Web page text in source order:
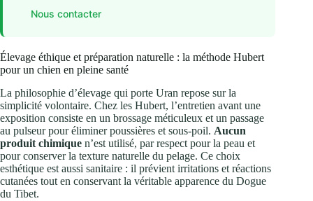
Nous contacter
Élevage éthique et préparation naturelle : la méthode Hubert
pour un chien en pleine santé
La philosophie d’élevage qui porte Uran repose sur la
simplicité volontaire. Chez les Hubert, l’entretien avant une
exposition consiste en un brossage méticuleux et un passage
au pulseur pour éliminer poussières et sous‑poil. Aucun
produit chimique n’est utilisé, par respect pour la peau et
pour conserver la texture naturelle du pelage. Ce choix
esthétique est aussi sanitaire : il prévient irritations et réactions
cutanées tout en conservant la véritable apparence du Dogue
du Tibet.